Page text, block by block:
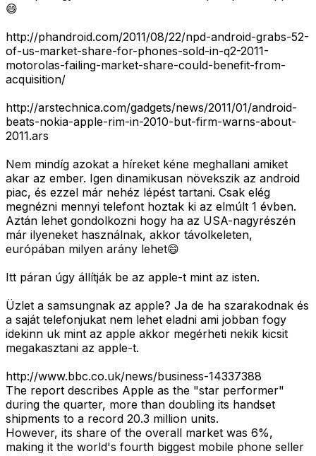
😄
http://phandroid.com/2011/08/22/npd-android-grabs-52-
of-us-market-share-for-phones-sold-in-q2-2011-
motorolas-failing-market-share-could-benefit-from-
acquisition/
http://arstechnica.com/gadgets/news/2011/01/android-
beats-nokia-apple-rim-in-2010-but-firm-warns-about-
2011.ars
Nem mindíg azokat a híreket kéne meghallani amiket
akar az ember. Igen dinamikusan növekszik az android
piac, és ezzel már nehéz lépést tartani. Csak elég
megnézni mennyi telefont hoztak ki az elmúlt 1 évben.
Aztán lehet gondolkozni hogy ha az USA-nagyrészén
már ilyeneket használnak, akkor távolkeleten,
európában milyen arány lehet😄
Itt páran úgy állítják be az apple-t mint az isten.
Üzlet a samsungnak az apple? Ja de ha szarakodnak és
a saját telefonjukat nem lehet eladni ami jobban fogy
idekinn uk mint az apple akkor megérheti nekik kicsit
megakasztani az apple-t.
http://www.bbc.co.uk/news/business-14337388
The report describes Apple as the "star performer"
during the quarter, more than doubling its handset
shipments to a record 20.3 million units.
However, its share of the overall market was 6%,
making it the world's fourth biggest mobile phone seller